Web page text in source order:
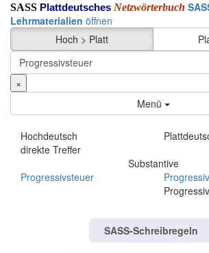
SASS Plattdeutsches Netzwörterbuch
Lehrmaterialien öffnen
Hoch > Platt
×
Menü
Hochdeutsch
direkte Treffer
Substantive
Progressivsteuer
SASS-Schreibregeln